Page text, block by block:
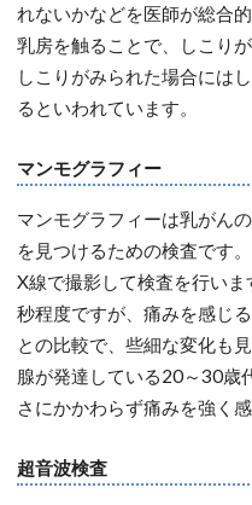
れないかなどを医師が総合
乳房を触ることで、しこり
しこりがみられた場合には
るといわれています。
マンモグラフィー
マンモグラフィーは乳がん
を見つけるための検査です
X線で撮影して検査を行い
秒程度ですが、痛みを感じ
との比較で、些細な変化も
腺が発達している20～30歳
さにかかわらず痛みを強く
超音波検査